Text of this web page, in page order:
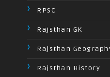
RPSC
Rajsthan GK
Rajsthan Geography
Rajsthan History